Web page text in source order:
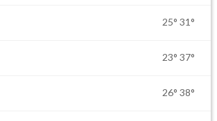
25° 31°
23° 37°
26° 38°